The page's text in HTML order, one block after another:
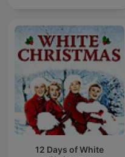
12 Days of White